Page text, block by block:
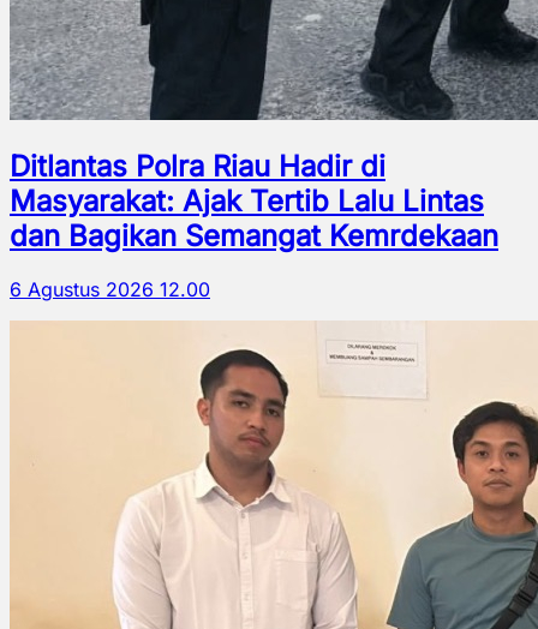
Ditlantas Polra Riau Hadir di
Masyarakat: Ajak Tertib Lalu Lintas
dan Bagikan Semangat Kemrdekaan
6 Agustus 2026 12.00